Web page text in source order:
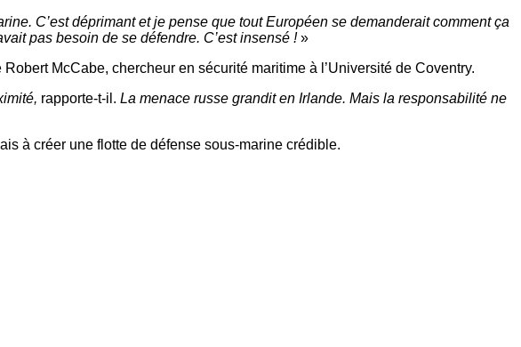
C’est déprimant et je pense que tout Européen se demanderait comment ça
pas besoin de se défendre. C’est insensé !»
McCabe, chercheur en sécurité maritime à l’Université de Coventry.
rapporte-t-il. La menace russe grandit en Irlande. Mais la responsabilité ne
à créer une flotte de défense sous-marine crédible.